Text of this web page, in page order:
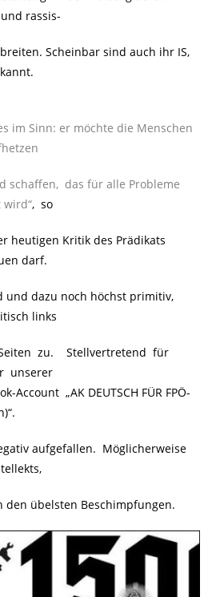
rassis-
Scheinbar sind auch ihr IS,
im Sinn: er möchte die Menschen
schaffen, das für alle Probleme
, so
heutigen Kritik des Prädikats
darf.
und dazu noch höchst primitiv,
links
zu. Stellvertretend für
unserer
Account „AK DEUTSCH FÜR FPÖ-
aufgefallen. Möglicherweise
übelsten Beschimpfungen.